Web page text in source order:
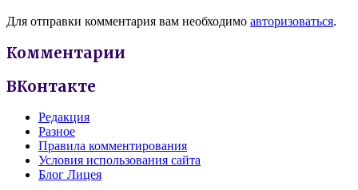
Для отправки комментария вам необходимо авторизоваться.
Комментарии
ВКонтакте
Редакция
Разное
Правила комментирования
Условия использования сайта
Блог Лицея